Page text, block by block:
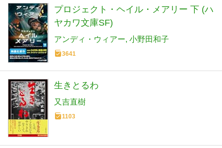
プロジェクト・ヘイル・メアリー 下 (ハ
ヤカワ文庫SF)
アンディ・ウィアー 小野田和子
3641
生きとるわ
又吉直樹
1103